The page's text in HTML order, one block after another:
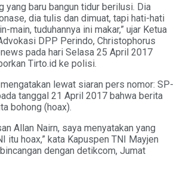
yang baru bangun tidur berilusi. Dia
dia tulis dan dimuat, tapi hati-hati
main, tuduhannya ini makar,” ujar Ketua
DPP Perindo, Christophorus
pada hari Selasa 25 April 2017
Tirto.id ke polisi.
lewat siaran pers nomor: SP-
tanggal 21 April 2017 bahwa berita
bohong (hoax).
Allan Nairn, saya menyatakan yang
itu hoax,” kata Kapuspen TNI Mayjen
dengan detikcom, Jumat